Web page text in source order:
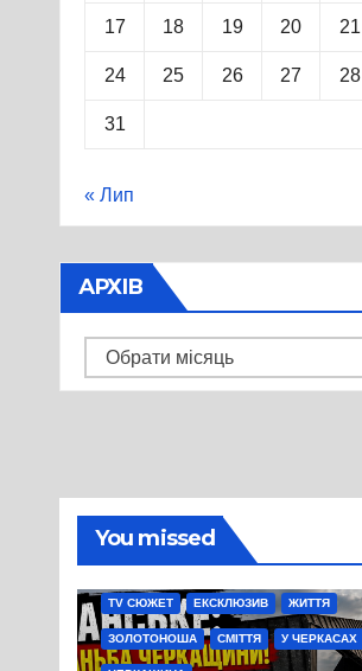
17 18 19 20 21
24 25 26 27 28
31
« Лип
АРХІВ
Архів
You missed
TV СЮЖЕТ ЕКСКЛЮЗИВ ЖИТТЯ
ЗОЛОТОНОША СМІТТЯ У ЧЕРКАСАХ